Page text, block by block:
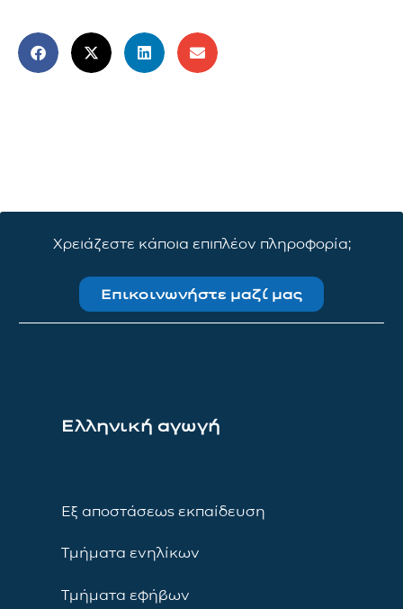
Χρειάζεστε κάποια επιπλέον πληροφορία;
Επικοινωνήστε μαζί μας
Ελληνική αγωγή
Εξ αποστάσεως εκπαίδευση
Τμήματα ενηλίκων
Τμήματα εφήβων